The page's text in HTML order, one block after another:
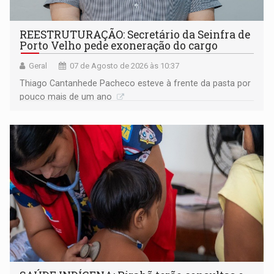
REESTRUTURAÇÃO: Secretário da Seinfra de
Porto Velho pede exoneração do cargo
Geral 07 de Agosto de 2026 às 10:37
Thiago Cantanhede Pacheco esteve à frente da pasta por
pouco mais de um ano